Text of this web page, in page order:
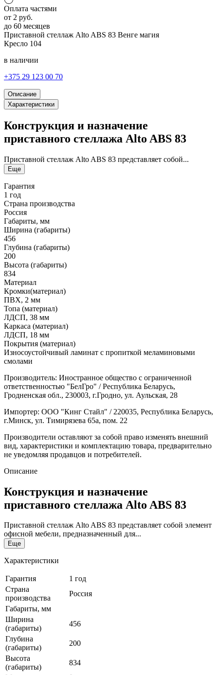
Оплата частями
от 2 руб.
до 60 месяцев
Приставной стеллаж Alto ABS 83 Венге магия
Кресло 104
в наличии
+375 29 123 00 70
Описание
Характеристики
Конструкция и назначение
приставного стеллажа Alto ABS 83
Приставной стеллаж Alto ABS 83 представляет собой...
Еще
Гарантия
1 год
Страна производства
Россия
Габариты, мм
Ширина (габариты)
456
Глубина (габариты)
200
Высота (габариты)
834
Материал
Кромки(материал)
ПВХ, 2 мм
Топа (материал)
ЛДСП, 38 мм
Каркаса (материал)
ЛДСП, 18 мм
Покрытия (материал)
Износоустойчивый ламинат с пропиткой меламиновыми
смолами
Производитель: Иностранное общество с ограниченной
ответственностью "БелГро" / Республика Беларусь,
Гродненская обл., 230003, г.Гродно, ул. Аульская, 28
Импортер: ООО "Кинг Стайл" / 220035, Республика Беларусь,
г.Минск, ул. Тимирязева 65а, пом. 22
Производители оставляют за собой право изменять внешний
вид, характеристики и комплектацию товара, предварительно
не уведомляя продавцов и потребителей.
Описание
Конструкция и назначение
приставного стеллажа Alto ABS 83
Приставной стеллаж Alto ABS 83 представляет собой элемент
офисной мебели, предназначенный для...
Еще
Характеристики
Гарантия
1 год
Страна
производства
Россия
Габариты, мм
Ширина
(габариты)
456
Глубина
(габариты)
200
Высота
(габариты)
834